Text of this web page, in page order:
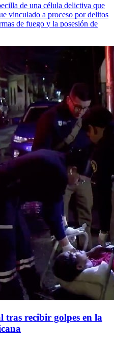
de una célula delictiva que
vinculado a proceso por delitos
de fuego y la posesión de
tras recibir golpes en la